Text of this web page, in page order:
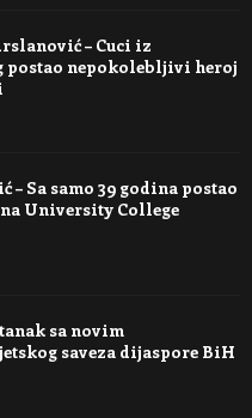
– Cuci iz
postao nepokolebljivi heroj
– Sa samo 39 godina postao
University College
sa novim
saveza dijaspore BiH